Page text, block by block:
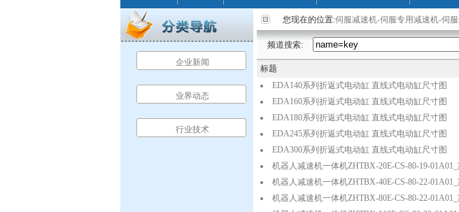
企业新闻
业界动态
行业技术
您现在的位置:伺服减速机-伺服专用减速机-伺
频道搜索:
标题
EDA140系列折返式电动缸 直线式电动缸尺寸图
EDA160系列折返式电动缸 直线式电动缸尺寸图
EDA180系列折返式电动缸 直线式电动缸尺寸图
EDA245系列折返式电动缸 直线式电动缸尺寸图
EDA300系列折返式电动缸 直线式电动缸尺寸图
机器人减速机一体机ZHTBX-20E-CS-80-19-
机器人减速机一体机ZHTBX-40E-CS-80-22-
机器人减速机一体机ZHTBX-80E-CS-80-22-